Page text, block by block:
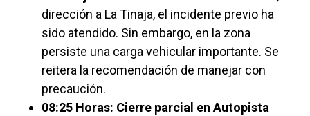
dirección a La Tinaja, el incidente previo ha
sido atendido. Sin embargo, en la zona
persiste una carga vehicular importante. Se
reitera la recomendación de manejar con
precaución.
08:25 Horas: Cierre parcial en Autopista